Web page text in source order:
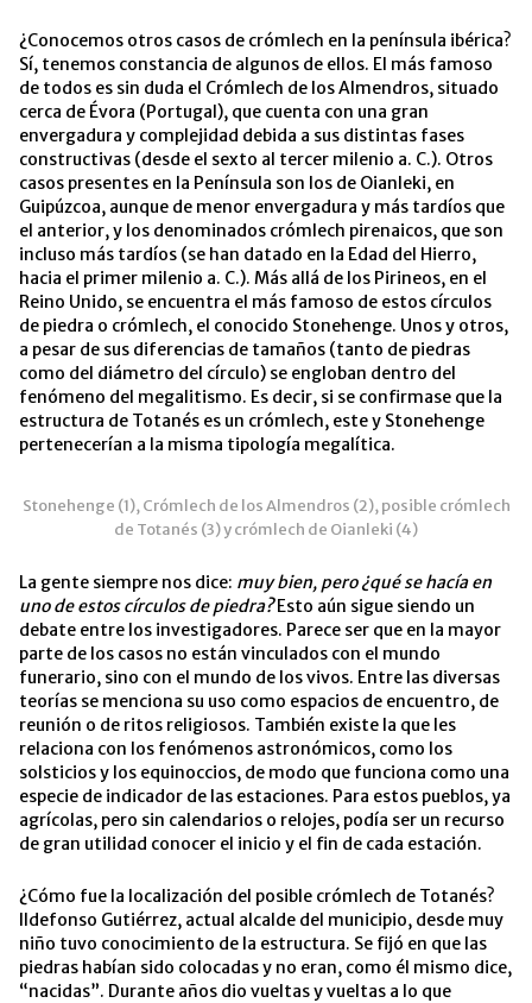
¿Conocemos otros casos de crómlech en la península ibérica?
Sí, tenemos constancia de algunos de ellos. El más famoso
de todos es sin duda el Crómlech de los Almendros, situado
cerca de Évora (Portugal), que cuenta con una gran
envergadura y complejidad debida a sus distintas fases
constructivas (desde el sexto al tercer milenio a. C.). Otros
casos presentes en la Península son los de Oianleki, en
Guipúzcoa, aunque de menor envergadura y más tardíos que
el anterior, y los denominados crómlech pirenaicos, que son
incluso más tardíos (se han datado en la Edad del Hierro,
hacia el primer milenio a. C.). Más allá de los Pirineos, en el
Reino Unido, se encuentra el más famoso de estos círculos
de piedra o crómlech, el conocido Stonehenge. Unos y otros,
a pesar de sus diferencias de tamaños (tanto de piedras
como del diámetro del círculo) se engloban dentro del
fenómeno del megalitismo. Es decir, si se confirmase que la
estructura de Totanés es un crómlech, este y Stonehenge
pertenecerían a la misma tipología megalítica.
Stonehenge (1), Crómlech de los Almendros (2), posible crómlech
de Totanés (3) y crómlech de Oianleki (4)
La gente siempre nos dice: muy bien, pero ¿qué se hacía en
uno de estos círculos de piedra?Esto aún sigue siendo un
debate entre los investigadores. Parece ser que en la mayor
parte de los casos no están vinculados con el mundo
funerario, sino con el mundo de los vivos. Entre las diversas
teorías se menciona su uso como espacios de encuentro, de
reunión o de ritos religiosos. También existe la que les
relaciona con los fenómenos astronómicos, como los
solsticios y los equinoccios, de modo que funciona como una
especie de indicador de las estaciones. Para estos pueblos, ya
agrícolas, pero sin calendarios o relojes, podía ser un recurso
de gran utilidad conocer el inicio y el fin de cada estación.
¿Cómo fue la localización del posible crómlech de Totanés?
Ildefonso Gutiérrez, actual alcalde del municipio, desde muy
niño tuvo conocimiento de la estructura. Se fijó en que las
piedras habían sido colocadas y no eran, como él mismo dice,
“nacidas”. Durante años dio vueltas y vueltas a lo que